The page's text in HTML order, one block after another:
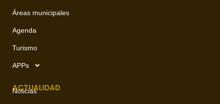
Áreas municipales
Agenda
Turismo
APPs
ACTUALIDAD
Noticias